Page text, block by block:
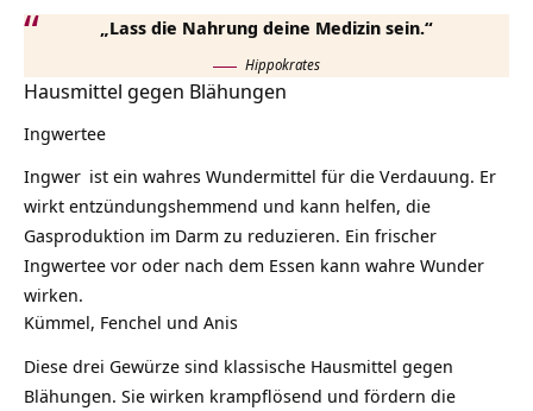
„Lass die Nahrung deine Medizin sein.“
Hippokrates
Hausmittel gegen Blähungen
Ingwertee
Ingwer ist ein wahres Wundermittel für die Verdauung. Er
wirkt entzündungshemmend und kann helfen, die
Gasproduktion im Darm zu reduzieren. Ein frischer
Ingwertee vor oder nach dem Essen kann wahre Wunder
wirken.
Kümmel, Fenchel und Anis
Diese drei Gewürze sind klassische Hausmittel gegen
Blähungen. Sie wirken krampflösend und fördern die